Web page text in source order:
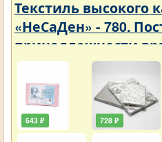
Текстиль высокого
«НеСаДен» - 780.
принадлежности
упали
643 ₽ 728 ₽